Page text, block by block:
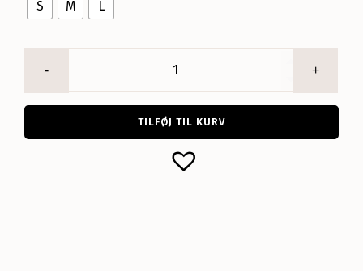
S M L
twill
antal
TILFØJ TIL KURV